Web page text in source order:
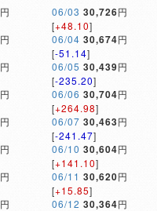
円
円
円
円
円
円
円
円
06/03 30,726円
[+48.10]
06/04 30,674円
[-51.14]
06/05 30,439円
[-235.20]
06/06 30,704円
[+264.98]
06/07 30,463円
[-241.47]
06/10 30,604円
[+141.10]
06/11 30,620円
[+15.85]
06/12 30,364円